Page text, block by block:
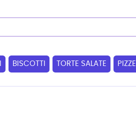
BISCOTTI TORTE SALATE PIZZE